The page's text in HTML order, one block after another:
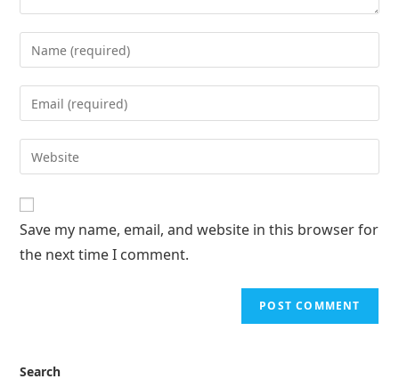
Save my name, email, and website in this browser for
the next time I comment.
Search